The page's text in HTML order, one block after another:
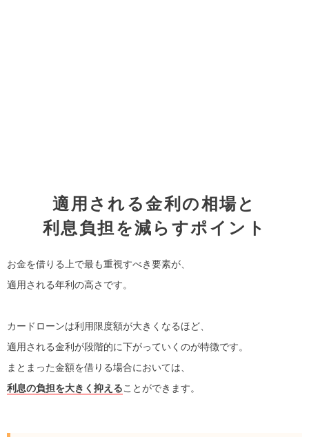
適用される金利の相場と
利息負担を減らすポイント
お金を借りる上で最も重視すべき要素が、
適用される年利の高さです。
カードローンは利用限度額が大きくなるほど、
適用される金利が段階的に下がっていくのが特徴です。
まとまった金額を借りる場合においては、
利息の負担を大きく抑えることができます。